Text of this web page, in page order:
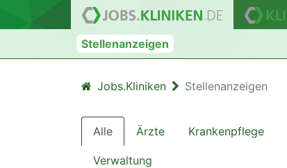
Stellenanzeigen
Jobs.Kliniken Stellenanzeigen
Alle Ärzte Krankenpflege
Verwaltung